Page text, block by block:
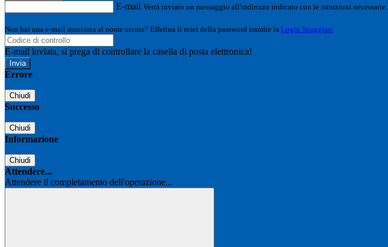
E-mail Verrà inviato un messaggio all'indirizzo indicato con le istruzioni necessarie.
Non hai una e-mail associata al nome utente? Effettua il reset della password tramite la Login Spaggiari
E-mail inviata, si prega di controllare la casella di posta elettronica!
Errore
Chiudi
Successo
Chiudi
Informazione
Chiudi
Attendere...
Attendere il completamento dell'operazione...